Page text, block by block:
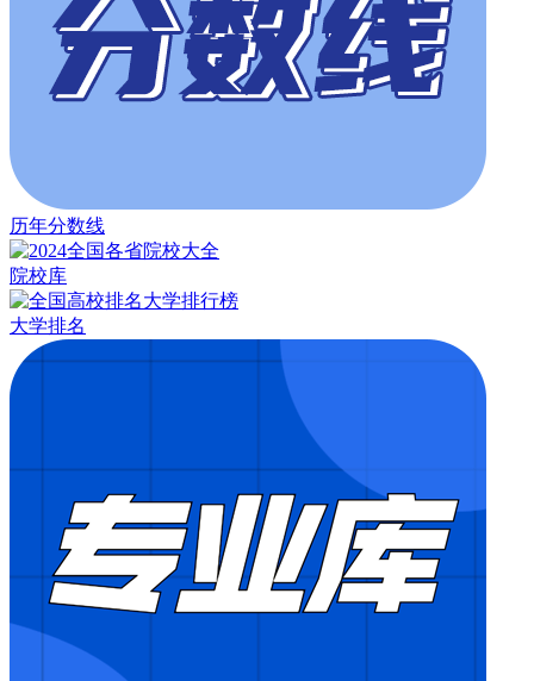
历年分数线
院校库
大学排名